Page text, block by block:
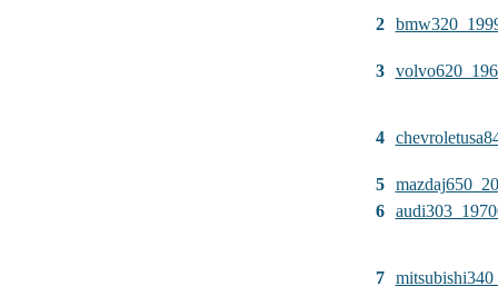
2
3
4
5
6
7